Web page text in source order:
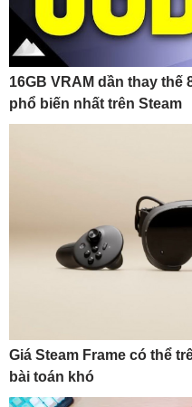
16GB VRAM dần thay thế
phổ biến nhất trên Steam
Giá Steam Frame có thể
bài toán khó